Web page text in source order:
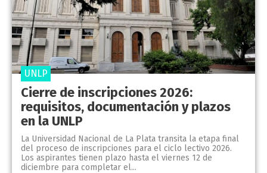
Cierre de inscripciones 2026:
requisitos, documentación y plazos
en la UNLP
La Universidad Nacional de La Plata transita la etapa final
del proceso de inscripciones para el ciclo lectivo 2026.
Los aspirantes tienen plazo hasta el viernes 12 de
diciembre para completar el...
UNLP